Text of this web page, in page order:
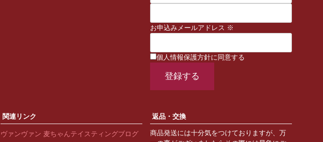
お申込みメールアドレス ※
個人情報保護方針に同意する
関連リンク
ヴァンヴァン 麦ちゃんテイスティングブログ
返品・交換
商品発送には十分気をつけておりますが、万